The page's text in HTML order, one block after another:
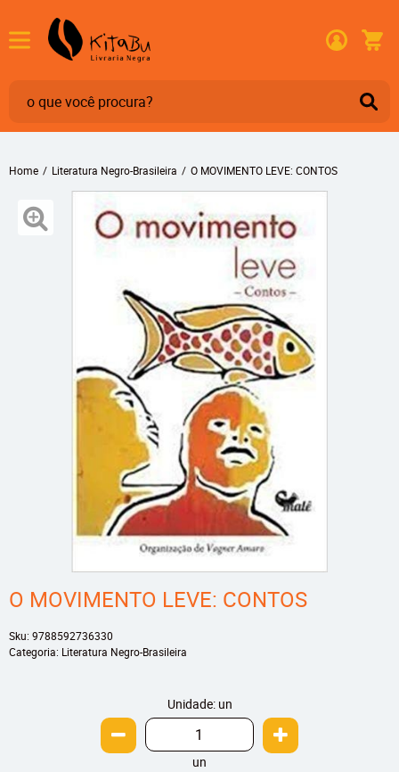
Home Literatura Negro-Brasileira O MOVIMENTO LEVE: CONTOS
O MOVIMENTO LEVE: CONTOS
Sku: 9788592736330
Categoria: Literatura Negro-Brasileira
Unidade: un
un